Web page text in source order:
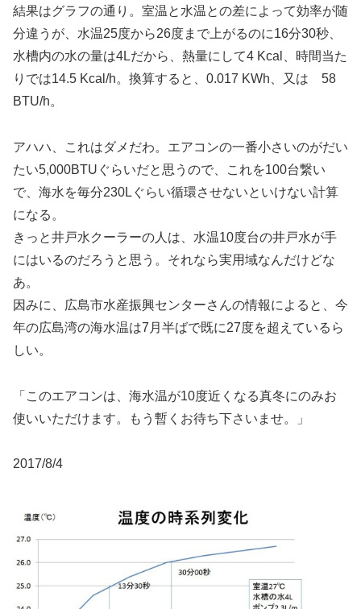
結果はグラフの通り。室温と水温との差によって効率が随
分違うが、水温25度から26度まで上がるのに16分30秒、
水槽内の水の量は4Lだから、熱量にして4 Kcal、時間当た
りでは14.5 Kcal/h。換算すると、0.017 KWh、又は 58
BTU/h。
アハハ、これはダメだわ。エアコンの一番小さいのがだい
たい5,000BTUぐらいだと思うので、これを100台繋い
で、海水を毎分230Lぐらい循環させないといけない計算
になる。
きっと井戸水クーラーの人は、水温10度台の井戸水が手
にはいるのだろうと思う。それなら実用域なんだけどな
あ。
因みに、広島市水産振興センターさんの情報によると、今
年の広島湾の海水温は7月半ばで既に27度を超えているら
しい。
「このエアコンは、海水温が10度近くなる真冬にのみお
使いいただけます。もう暫くお待ち下さいませ。」
2017/8/4